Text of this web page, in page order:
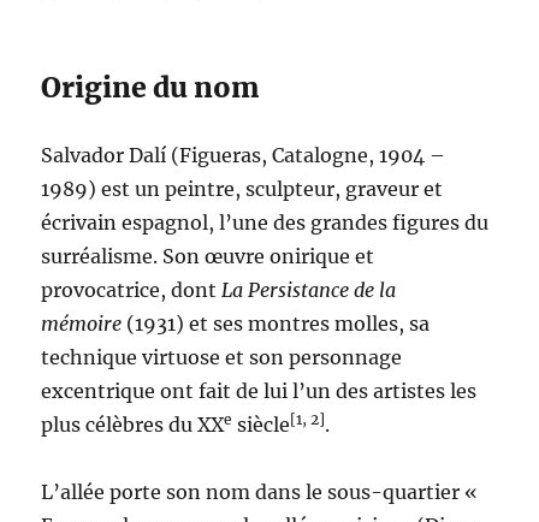
Origine du nom
Salvador Dalí (Figueras, Catalogne, 1904 –
1989) est un peintre, sculpteur, graveur et
écrivain espagnol, l’une des grandes figures du
surréalisme. Son œuvre onirique et
provocatrice, dontLa Persistance de la
mémoire (1931) et ses montres molles, sa
technique virtuose et son personnage
excentrique ont fait de lui l’un des artistes les
plus célèbres du XXe siècle[1, 2].
L’allée porte son nom dans le sous-quartier «